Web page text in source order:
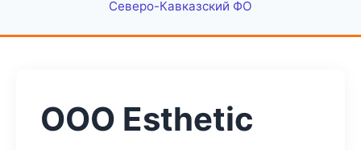
Северо-Кавказский ФО
ООО Esthetic